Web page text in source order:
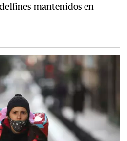
mantenidos en